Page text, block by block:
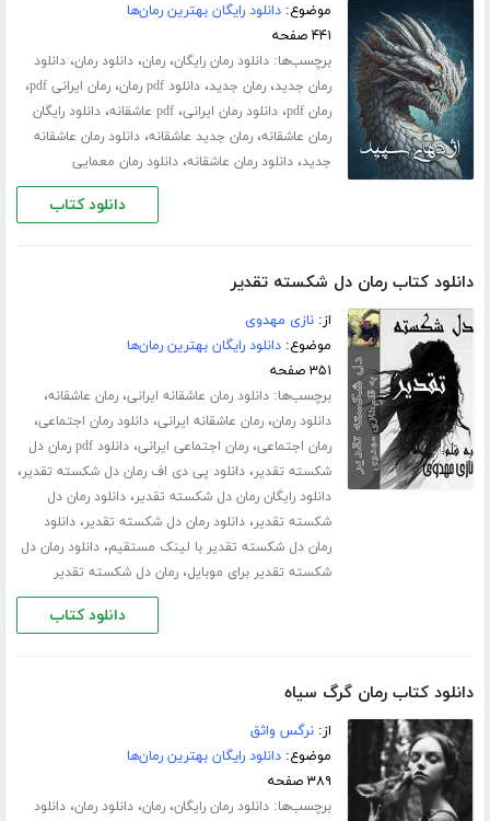
موضوع:دانلود رایگان بهترین رمان‌ها
۴۴۱ صفحه
برچسب‌ها:دانلود رمان رایگان،رمان،دانلود رمان،دانلود
رمان جدید،رمان جدید،دانلود pdf رمان ،رمان ایرانی pdf ،
رمان pdf ،دانلود رمان ایرانی،pdf عاشقانه ،دانلود رایگان
رمان عاشقانه،رمان جدید عاشقانه،دانلود رمان عاشقانه
جدید،دانلود رمان عاشقانه،دانلود رمان معمایی
دانلود کتاب
دانلود کتاب رمان دل شکسته تقدیر
از:نازی مهدوی
موضوع:دانلود رایگان بهترین رمان‌ها
۳۵۱ صفحه
برچسب‌ها:دانلود رمان عاشقانه ایرانی،رمان عاشقانه،
دانلود رمان،رمان عاشقانه ایرانی،دانلود رمان اجتماعی،
رمان اجتماعی،رمان اجتماعی ایرانی،
دانلود pdf رمان دل
شکسته تقدیر،دانلود پی دی اف رمان دل شکسته تقدیر،
دانلود رایگان رمان دل شکسته تقدیر،دانلود رمان دل
شکسته تقدیر،دانلود رمان دل شکسته تقدیر،دانلود
رمان دل شکسته تقدیر با لینک مستقیم،دانلود رمان دل
شکسته تقدیر برای موبایل،رمان دل شکسته تقدیر
دانلود کتاب
دانلود کتاب رمان گرگ سیاه
از:نرگس واثق
موضوع:دانلود رایگان بهترین رمان‌ها
۳۸۹ صفحه
برچسب‌ها:دانلود رمان رایگان،رمان،دانلود رمان،دانلود